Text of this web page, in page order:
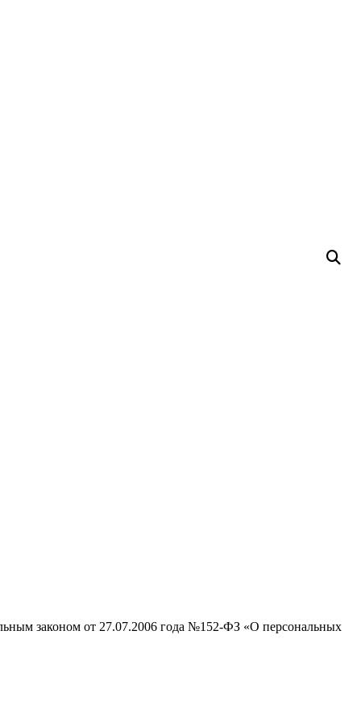
законом от 27.07.2006 года №152-ФЗ «О персональных